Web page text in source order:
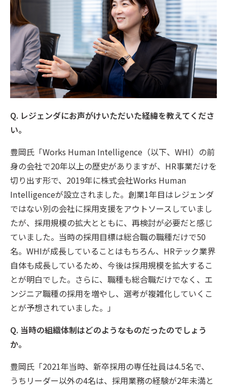
Q. レジェンダにお声がけいただいた経緯を教えてくださ
い。
豊岡氏「Works Human Intelligence（以下、WHI）の前
身の会社で20年以上の歴史がありますが、HR事業だけを
切り出す形で、2019年に株式会社Works Human
Intelligenceが設立されました。創業1年目はレジェンダ
ではない別の会社に採用支援をアウトソースしていまし
たが、採用規模の拡大とともに、再検討が必要だと感じ
ていました。当時の採用目標は総合職の職種だけで50
名。WHIが成長していることはもちろん、HRテック業界
自体も成長しているため、今後は採用規模を拡大するこ
とが明白でした。さらに、職種も総合職だけでなく、エ
ンジニア職種の採用を増やし、選考が複雑化していくこ
とが予想されていました。」
Q. 当時の組織体制はどのようなものだったのでしょう
か。
豊岡氏「2021年当時、新卒採用の専任社員は4.5名で、
うちリーダー以外の4名は、採用業務の経験が2年未満と